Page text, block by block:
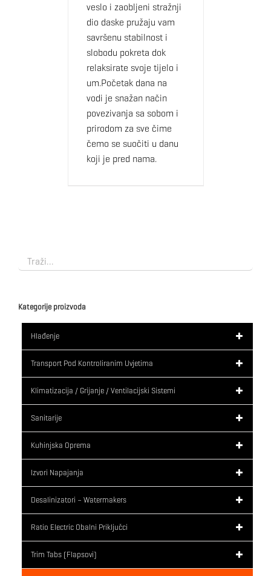
veslo i zaobljeni stražnji
dio daske pružaju vam
savršenu stabilnost i
slobodu pokreta dok
relaksirate svoje tijelo i
um.Početak dana na
vodi je snažan način
povezivanja sa sobom i
prirodom za sve čime
čemo se suočiti u danu
koji je pred nama.
Kategorije proizvoda
Hlađenje
Transport Pod Kontroliranim Uvjetima
Klimatizacija / Grijanje / Ventilacijski Sistemi
Sanitarije
Kuhinjska Oprema
Izvori Napajanja
Desalinizatori – Watermakers
Ratio Electric Obalni Priključci
Trim Tabs (flapsovi)